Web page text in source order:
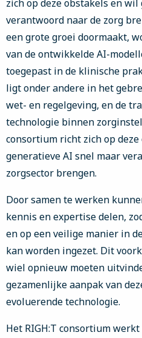
zich op deze obstakels en
verantwoord naar de zorg
een grote groei doormaakt,
van de ontwikkelde AI-
toegepast in de klinische
ligt onder andere in het
wet- en regelgeving, en de
technologie binnen
consortium richt zich op
generatieve AI snel maar
zorgsector brengen.
Door samen te werken
kennis en expertise delen,
en op een veilige manier in
kan worden ingezet. Dit
wiel opnieuw moeten
gezamenlijke aanpak van
evoluerende technologie.
Het RIGH:T consortium